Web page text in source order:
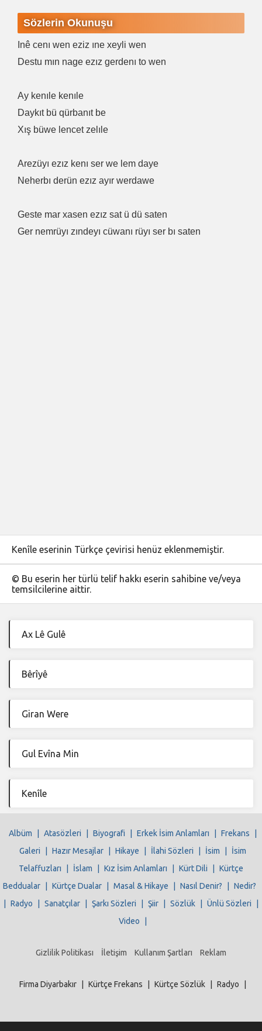
Sözlerin Okunuşu
Inê cenı wen eziz ıne xeyli wen
Destu mın nage ezız gerdenı to wen
Ay kenıle kenıle
Daykıt bü qürbanıt be
Xış büwe lencet zelıle
Arezüyı ezız kenı ser we lem daye
Neherbı derün ezız ayır werdawe
Geste mar xasen ezız sat ü dü saten
Ger nemrüyı zındeyı cüwanı rüyı ser bı saten
Kenîle eserinin Türkçe çevirisi henüz eklenmemiştir.
© Bu eserin her türlü telif hakkı eserin sahibine ve/veya
temsilcilerine aittir.
Ax Lê Gulê
Bêrîyê
Giran Were
Gul Evîna Min
Kenîle
Albüm Atasözleri Biyografi Erkek İsim Anlamları Frekans
Galeri
Hazır Mesajlar Hikaye İlahi Sözleri İsim
İsim
Telaffuzları
İslam Kız İsim Anlamları Kürt Dili
Kürtçe
Beddualar
Kürtçe Dualar Masal & Hikaye Nasıl Denir?
Nedir?
Radyo Sanatçılar Şarkı Sözleri Şiir Sözlük Ünlü Sözleri
Video
Gizlilik Politikası İletişim Kullanım Şartları Reklam
Firma Diyarbakır Kürtçe Frekans Kürtçe Sözlük Radyo